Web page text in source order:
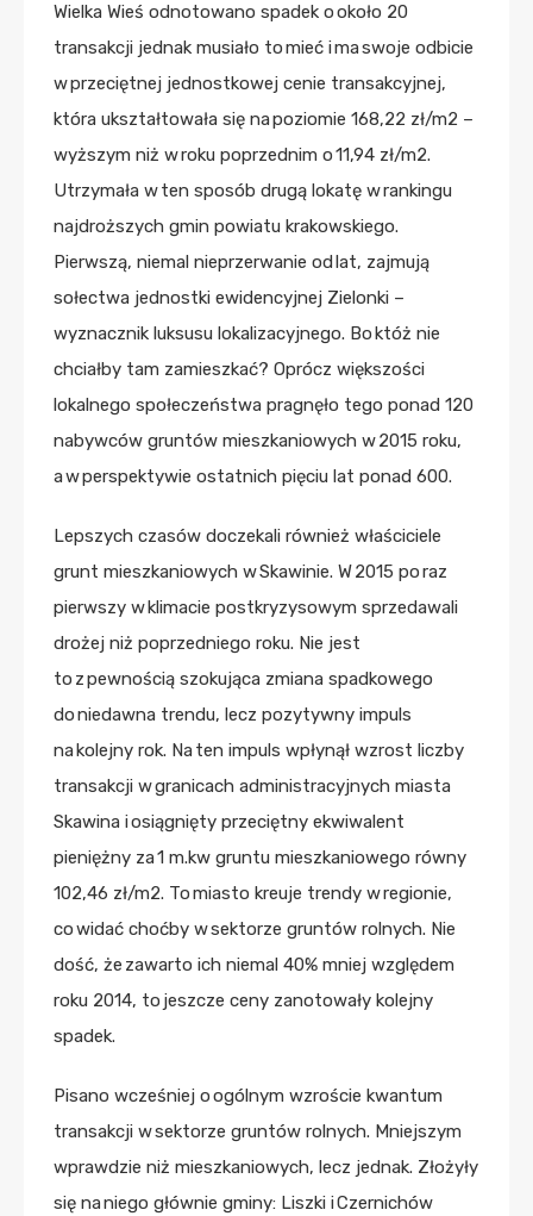
Wielka Wieś odnotowano spadek o około 20
transakcji jednak musiało to mieć i ma swoje odbicie
w przeciętnej jednostkowej cenie transakcyjnej,
która ukształtowała się na poziomie 168,22 zł/m2 –
wyższym niż w roku poprzednim o 11,94 zł/m2.
Utrzymała w ten sposób drugą lokatę w rankingu
najdroższych gmin powiatu krakowskiego.
Pierwszą, niemal nieprzerwanie od lat, zajmują
sołectwa jednostki ewidencyjnej Zielonki –
wyznacznik luksusu lokalizacyjnego. Bo któż nie
chciałby tam zamieszkać? Oprócz większości
lokalnego społeczeństwa pragnęło tego ponad 120
nabywców gruntów mieszkaniowych w 2015 roku,
a w perspektywie ostatnich pięciu lat ponad 600.
Lepszych czasów doczekali również właściciele
grunt mieszkaniowych w Skawinie. W 2015 po raz
pierwszy w klimacie postkryzysowym sprzedawali
drożej niż poprzedniego roku. Nie jest
to z pewnością szokująca zmiana spadkowego
do niedawna trendu, lecz pozytywny impuls
na kolejny rok. Na ten impuls wpłynął wzrost liczby
transakcji w granicach administracyjnych miasta
Skawina i osiągnięty przeciętny ekwiwalent
pieniężny za 1 m.kw gruntu mieszkaniowego równy
102,46 zł/m2. To miasto kreuje trendy w regionie,
co widać choćby w sektorze gruntów rolnych. Nie
dość, że zawarto ich niemal 40% mniej względem
roku 2014, to jeszcze ceny zanotowały kolejny
spadek.
Pisano wcześniej o ogólnym wzroście kwantum
transakcji w sektorze gruntów rolnych. Mniejszym
wprawdzie niż mieszkaniowych, lecz jednak. Złożyły
się na niego głównie gminy: Liszki i Czernichów